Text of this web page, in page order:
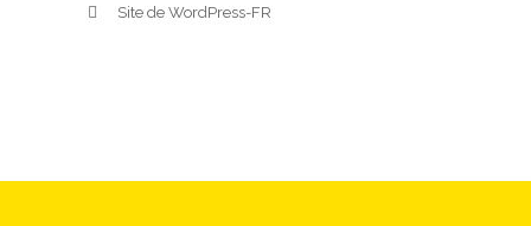
Site de WordPress-FR